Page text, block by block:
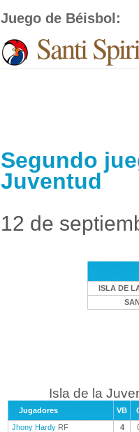
Juego de Béisbol :
Santi
Segundo
Juventud
12 de
ISLA DE
Isla de la
Jugadores VB
Jhony Hardy RF 4